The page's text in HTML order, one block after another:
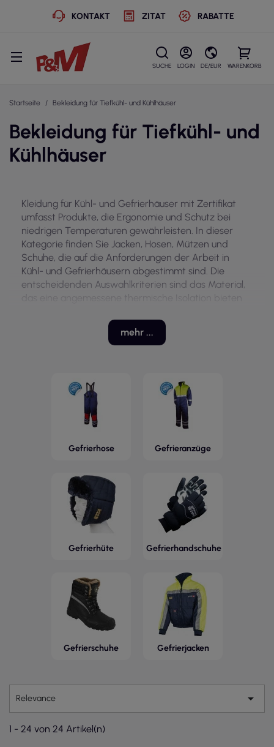
KONTAKT ZITAT RABATTE
SUCHE LOGIN DE/EUR WARENKORB
Startseite Bekleidung für Tiefkühl- und Kühlhäuser
Bekleidung für Tiefkühl- und
Kühlhäuser
Kleidung für Kühl- und Gefrierhäuser mit Zertifikat
umfasst Produkte, die Ergonomie und Schutz bei
niedrigen Temperaturen gewährleisten. In dieser
Kategorie finden Sie Jacken, Hosen, Mützen und
Schuhe, die auf die Anforderungen der Arbeit in
Kühl- und Gefrierhäusern abgestimmt sind. Die
entscheidenden Auswahlkriterien sind das Material,
das eine angemessene thermische Isolation bieten
was ihre hohe Qualität bestätigt.
Alle Produkte in dieser Kategorie zeichnen sich durch
Die Auswahl geeigneter Modelle sollte sowohl die
Bewegungsfreiheit während der Arbeit als auch die
schützenden Eigenschaften berücksichtigen, was
eine effektive Erledigung der Aufgaben in Kühl- und
mehr ...
Gefrierhose Gefrieranzüge
Gefrierhüte Gefrierhandschuhe
Gefrierschuhe Gefrierjacken
Relevance 
1 - 24 von 24 Artikel(n)